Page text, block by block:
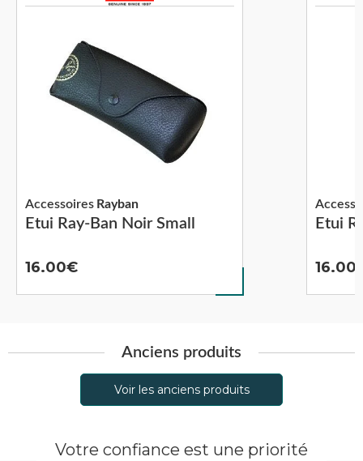
Etui Ray-Ban Noir Small
Accessoires Rayban
16.00
Etui
16.00
Anciens produits
Voir les anciens produits
Votre confiance est une priorité